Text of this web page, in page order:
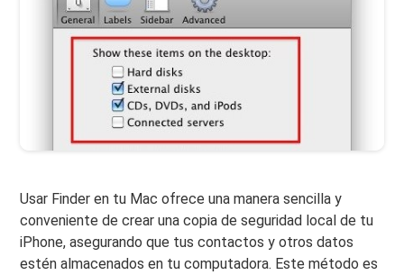
Usar Finder en tu Mac ofrece una manera sencilla y
conveniente de crear una copia de seguridad local de tu
iPhone, asegurando que tus contactos y otros datos
estén almacenados en tu computadora. Este método es